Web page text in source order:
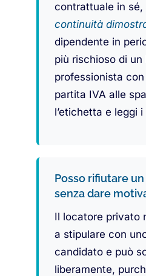
contrattuale in sé,
continuità
dipendente in
più rischioso di un
professionista
partita IVA alle
l’etichetta e leggi
Posso rifiutare
senza dare
Il locatore privato
a stipulare con
candidato e può
liberamente,